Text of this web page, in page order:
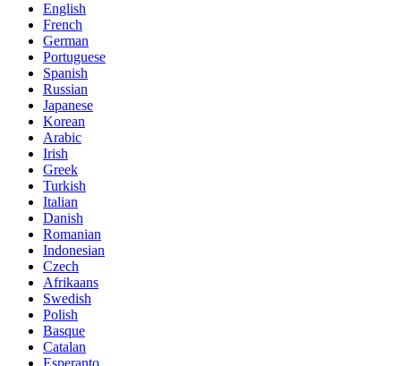
English
French
German
Portuguese
Spanish
Russian
Japanese
Korean
Arabic
Irish
Greek
Turkish
Italian
Danish
Romanian
Indonesian
Czech
Afrikaans
Swedish
Polish
Basque
Catalan